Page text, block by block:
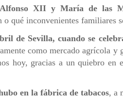
XII y María de las
o qué inconvenientes familiares
de Sevilla, cuando se
como mercado agrícola y
hoy, gracias a un quiebro
en la fábrica de tabacos, a